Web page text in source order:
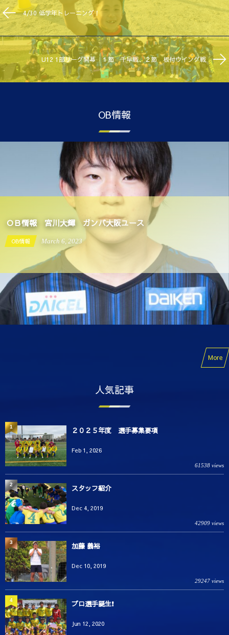
4/30 低学年トレーニング！
U12 1部リーグ開幕 １節 千早戦、２節 板付ウイング戦
OB情報
ＯＢ情報 宮川大輝 ガンバ大阪ユース
OB情報 March 6, 2023
More
人気記事
２０２５年度 選手募集要項
Feb 1, 2026
61538 views
1
スタッフ紹介
Dec 4, 2019
42909 views
2
加藤 義裕
Dec 10, 2019
29247 views
3
プロ選手誕生❗️
Jun 12, 2020
4